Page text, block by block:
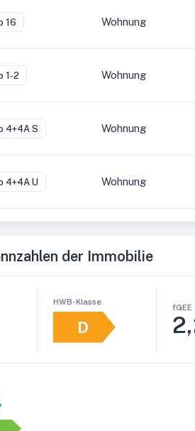
16 Wohnung
1-2 Wohnung
4+4A S Wohnung
4+4A U Wohnung
der Immobilie
HWB-Klasse
D
fGEE